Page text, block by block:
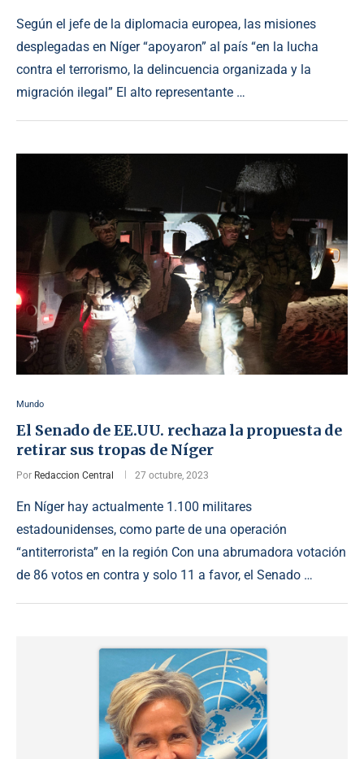
Según el jefe de la diplomacia europea, las misiones
desplegadas en Níger “apoyaron” al país “en la lucha
contra el terrorismo, la delincuencia organizada y la
migración ilegal” El alto representante …
Mundo
El Senado de EE.UU. rechaza la propuesta de
retirar sus tropas de Níger
Por Redaccion Central 27 octubre, 2023
En Níger hay actualmente 1.100 militares
estadounidenses, como parte de una operación
“antiterrorista” en la región Con una abrumadora votación
de 86 votos en contra y solo 11 a favor, el Senado …